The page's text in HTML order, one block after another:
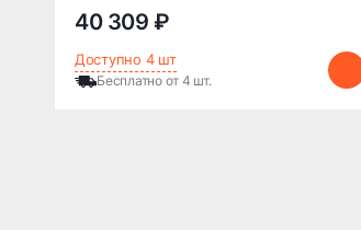
40 309 ₽
Доступно 4 шт
Бесплатно от 4 шт.